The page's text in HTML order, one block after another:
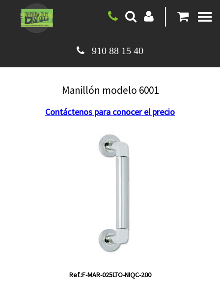
|
910 88 15 40
Manillón modelo 6001
Contáctenos para conocer el precio
Ref.:F-MAR-025LTO-NIQC-200